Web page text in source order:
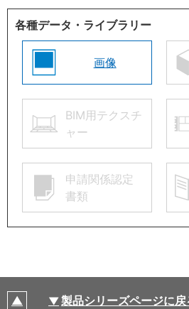
各種データ・ライブラリー
画像
BIM用テクスチ
ャー
申請関係認定
書類
製品シリーズページに戻